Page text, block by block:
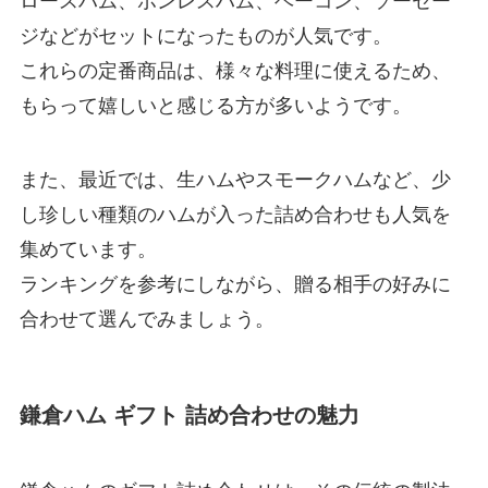
ジなどがセットになったものが人気です。
これらの定番商品は、様々な料理に使えるため、
もらって嬉しいと感じる方が多いようです。
また、最近では、生ハムやスモークハムなど、少
し珍しい種類のハムが入った詰め合わせも人気を
集めています。
ランキングを参考にしながら、贈る相手の好みに
合わせて選んでみましょう。
鎌倉ハム ギフト 詰め合わせの魅力